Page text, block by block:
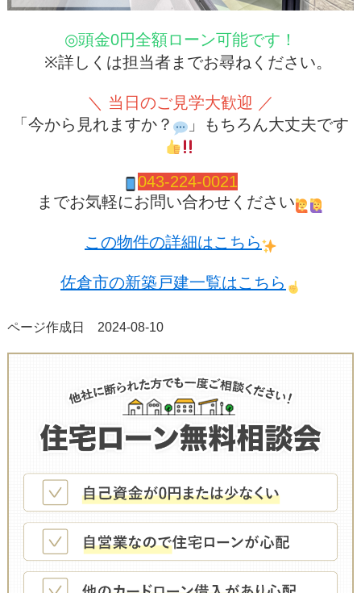
◎頭金0円全額ローン可能です！
※詳しくは担当者までお尋ねください。
＼ 当日のご見学大歓迎 ／
「今から見れますか？
」もちろん大丈夫です
043-224-0021
までお気軽にお問い合わせください
この物件の詳細はこちら
佐倉市の新築戸建一覧はこちら
ページ作成日 2024-08-10